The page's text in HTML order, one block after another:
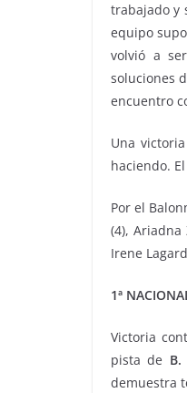
trabajado y
equipo
volvió a
soluciones
encuentro
Una
haciendo.
Por el
(4), Ariadna
Irene
1ª
Victoria
pista de B.
demuestra